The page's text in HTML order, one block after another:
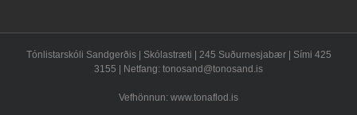
Tónlistarskóli Sandgerðis | Skólastræti | 245 Suðurnesjabær | Sími 425
3155 | Netfang: tonosand@tonosand.is
Vefhönnun: www.tonaflod.is